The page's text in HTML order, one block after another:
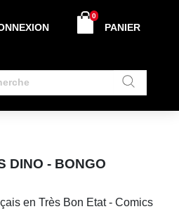
PANIER
0
DINO - BONGO
en Très Bon Etat - Comics